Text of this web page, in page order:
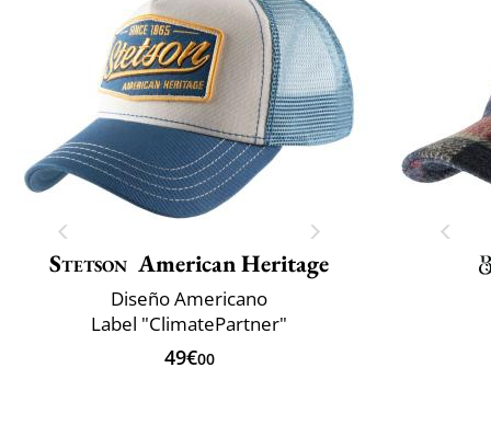
Stetson American Heritage
Diseño Americano
Label "ClimatePartner"
49€00